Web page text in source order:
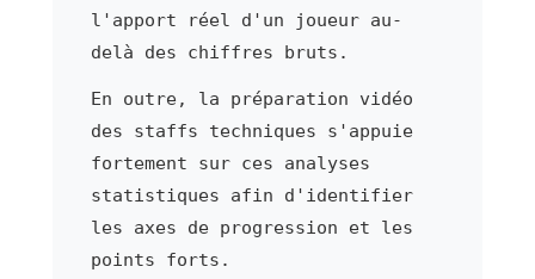
l'apport réel d'un joueur au-
delà des chiffres bruts.
En outre, la préparation vidéo
des staffs techniques s'appuie
fortement sur ces analyses
statistiques afin d'identifier
les axes de progression et les
points forts.